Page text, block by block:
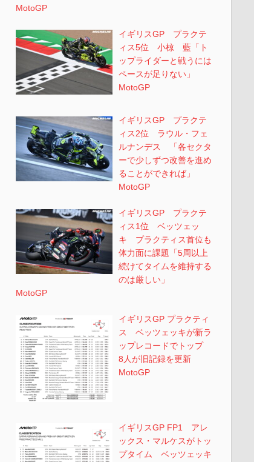
MotoGP
イギリスGP プラクテ
ィス5位 小椋 藍「ト
ップライダーと戦うには
ペースが足りない」
MotoGP
イギリスGP プラクテ
ィス2位 ラウル・フェ
ルナンデス 「各セクタ
ーで少しずつ改善を進め
ることができれば」
MotoGP
イギリスGP プラクテ
ィス1位 ベッツェッ
キ プラクティス首位も
体力面に課題「5周以上
続けてタイムを維持する
のは厳しい」
MotoGP
イギリスGP プラクティ
ス ベッツェッキが新ラ
ップレコードでトップ
8人が旧記録を更新
MotoGP
イギリスGP FP1 アレ
ックス・マルケスがトッ
プタイム ベッツェッキ